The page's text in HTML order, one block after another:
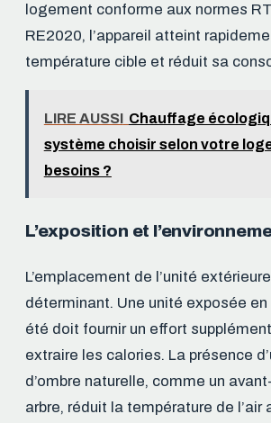
logement conforme aux normes
RE2020, l’appareil atteint
température cible et réduit sa
LIRE AUSSI Chauffage
système choisir selon votre
besoins ?
L’exposition et
L’emplacement de l’unité
déterminant. Une unité exposée
été doit fournir un effort
extraire les calories. La présence
d’ombre naturelle, comme un
arbre, réduit la température de l’air